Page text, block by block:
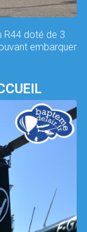
R44 doté de 3
embarquer